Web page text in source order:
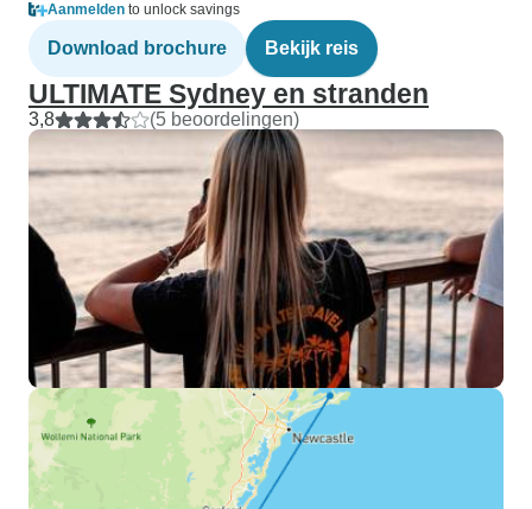
Aanmelden to unlock savings
Download brochure Bekijk reis
ULTIMATE Sydney en stranden
3,8 (5 beoordelingen)